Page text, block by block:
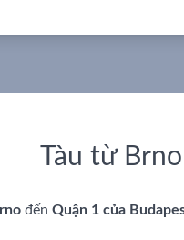
Tàu từ
đến Quận 1 của